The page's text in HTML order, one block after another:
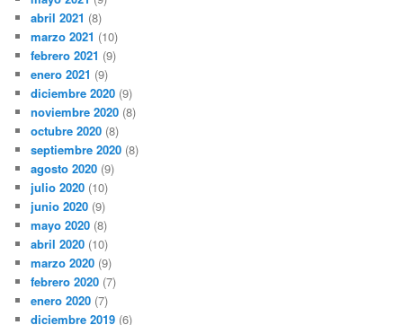
abril 2021 (8)
marzo 2021 (10)
febrero 2021 (9)
enero 2021 (9)
diciembre 2020 (9)
noviembre 2020 (8)
octubre 2020 (8)
septiembre 2020 (8)
agosto 2020 (9)
julio 2020 (10)
junio 2020 (9)
mayo 2020 (8)
abril 2020 (10)
marzo 2020 (9)
febrero 2020 (7)
enero 2020 (7)
diciembre 2019 (6)